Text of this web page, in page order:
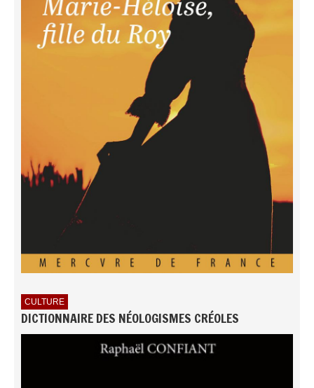
CULTURE
DICTIONNAIRE DES NÉOLOGISMES CRÉOLES